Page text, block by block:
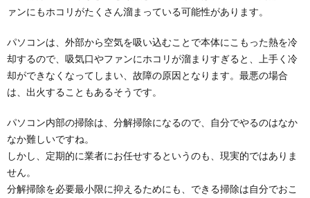
う。カビ対策と片付け
押入れの掃除、してますか？ 押し入れにモノを収納し
っぱなしにしておくと、いつの間にやらカビが発生し...
【タイルの掃除方法とコツ】玄関の土汚れ
玄関タイルは土などの汚れがつきやすい場所ですが、
ァンにもホコリがたくさん溜まっている可能性があります。
パソコンは、外部から空気を吸い込むことで本体にこもった熱を冷
却するので、吸気口やファンにホコリが溜まりすぎると、上手く冷
却ができなくなってしまい、故障の原因となります。最悪の場合
は、出火することもあるそうです。
パソコン内部の掃除は、分解掃除になるので、自分でやるのはなか
なか難しいですね。
しかし、定期的に業者にお任せするというのも、現実的ではありま
せん。
分解掃除を必要最小限に抑えるためにも、できる掃除は自分でおこ